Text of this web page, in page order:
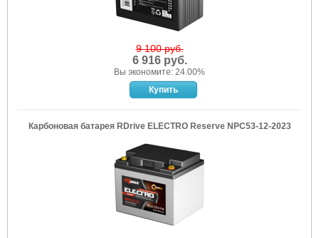
9 100 руб.
6 916 руб.
Вы экономите: 24.00%
Карбоновая батарея RDrive ELECTRO Reserve NPC53-12-2023